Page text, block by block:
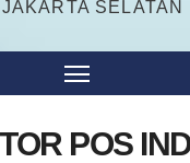
JAKARTA SELATAN
POS